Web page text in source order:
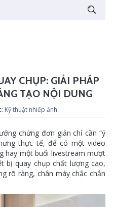
thuê thiết bị quay chụp: Giải pháp
CHỤP: GIẢI PHÁP
TẠO NỘI DUNG
Kỹ thuật nhiếp ảnh
chừng đơn giản chỉ cần “ý
thực tế, để có một video
hay một buổi livestream mượt
bị quay chụp chất lượng cao,
rõ ràng, chân máy chắc chắn